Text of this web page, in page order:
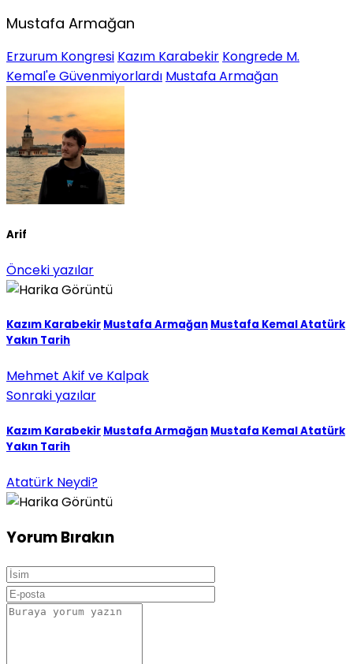
Mustafa Armağan
Erzurum Kongresi Kazım Karabekir Kongrede M.
Kemal'e Güvenmiyorlardı Mustafa Armağan
Arif
Önceki yazılar
Kazım Karabekir Mustafa Armağan Mustafa Kemal Atatürk
Yakın Tarih
Mehmet Akif ve Kalpak
Sonraki yazılar
Kazım Karabekir Mustafa Armağan Mustafa Kemal Atatürk
Yakın Tarih
Atatürk Neydi?
Yorum Bırakın